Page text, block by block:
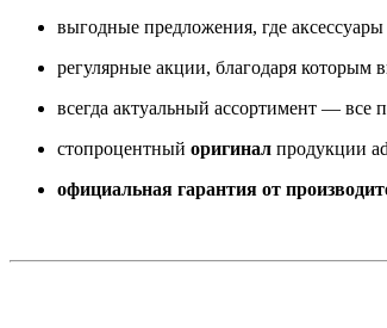
выгодные предложения, где
регулярные акции, благодаря которым
всегда актуальный ассортимент — все
стопроцентный оригинал продукции
официальная гарантия от